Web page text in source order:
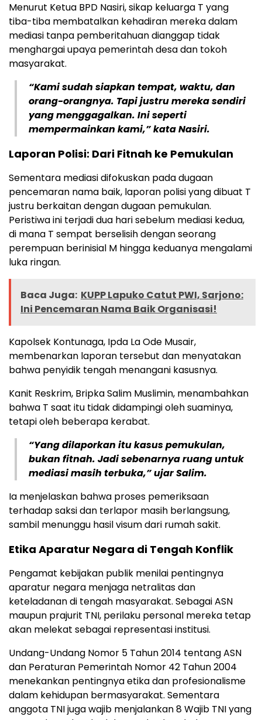
Menurut Ketua BPD Nasiri, sikap keluarga T yang
tiba-tiba membatalkan kehadiran mereka dalam
mediasi tanpa pemberitahuan dianggap tidak
menghargai upaya pemerintah desa dan tokoh
masyarakat.
“Kami sudah siapkan tempat, waktu, dan
orang-orangnya. Tapi justru mereka sendiri
yang menggagalkan. Ini seperti
mempermainkan kami,” kata Nasiri.
Laporan Polisi: Dari Fitnah ke Pemukulan
Sementara mediasi difokuskan pada dugaan
pencemaran nama baik, laporan polisi yang dibuat T
justru berkaitan dengan dugaan pemukulan.
Peristiwa ini terjadi dua hari sebelum mediasi kedua,
di mana T sempat berselisih dengan seorang
perempuan berinisial M hingga keduanya mengalami
luka ringan.
Baca Juga: KUPP Lapuko Catut PWI, Sarjono:
Ini Pencemaran Nama Baik Organisasi!
Kapolsek Kontunaga, Ipda La Ode Musair,
membenarkan laporan tersebut dan menyatakan
bahwa penyidik tengah menangani kasusnya.
Kanit Reskrim, Bripka Salim Muslimin, menambahkan
bahwa T saat itu tidak didampingi oleh suaminya,
tetapi oleh beberapa kerabat.
“Yang dilaporkan itu kasus pemukulan,
bukan fitnah. Jadi sebenarnya ruang untuk
mediasi masih terbuka,” ujar Salim.
Ia menjelaskan bahwa proses pemeriksaan
terhadap saksi dan terlapor masih berlangsung,
sambil menunggu hasil visum dari rumah sakit.
Etika Aparatur Negara di Tengah Konflik
Pengamat kebijakan publik menilai pentingnya
aparatur negara menjaga netralitas dan
keteladanan di tengah masyarakat. Sebagai ASN
maupun prajurit TNI, perilaku personal mereka tetap
akan melekat sebagai representasi institusi.
Undang-Undang Nomor 5 Tahun 2014 tentang ASN
dan Peraturan Pemerintah Nomor 42 Tahun 2004
menekankan pentingnya etika dan profesionalisme
dalam kehidupan bermasyarakat. Sementara
anggota TNI juga wajib menjalankan 8 Wajib TNI yang